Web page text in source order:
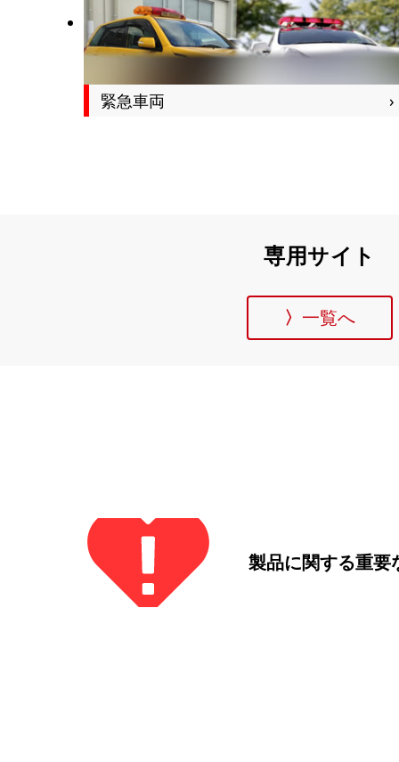
緊急車両
専用サイト
一覧へ
製品に関する重要